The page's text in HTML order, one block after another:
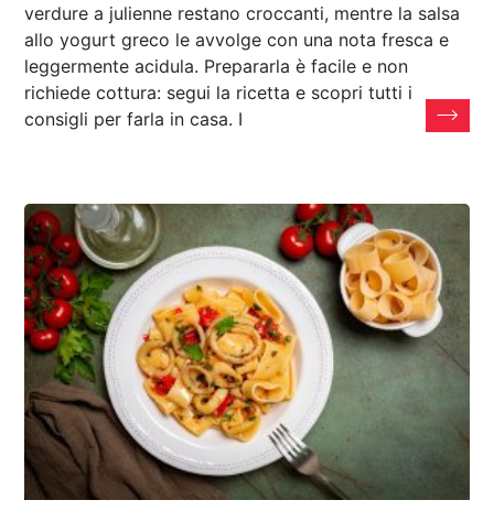
verdure a julienne restano croccanti, mentre la salsa
allo yogurt greco le avvolge con una nota fresca e
leggermente acidula. Prepararla è facile e non
richiede cottura: segui la ricetta e scopri tutti i
consigli per farla in casa. I